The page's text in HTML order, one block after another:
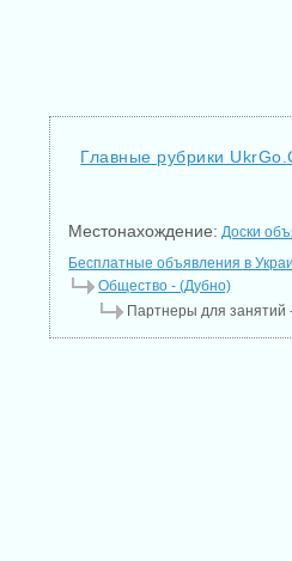
Главные рубрики
Местонахождение: Доски
Бесплатные объявления в
Общество - (Дубно)
Партнеры для занятий